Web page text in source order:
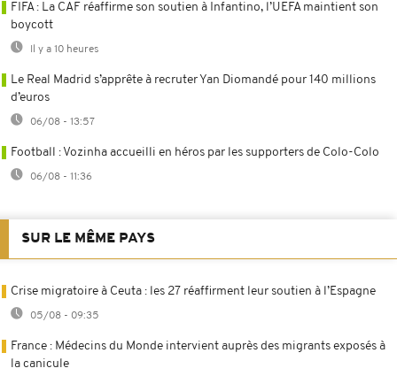
FIFA : La CAF réaffirme son soutien à Infantino, l’UEFA maintient son
boycott
Il y a 10 heures
Le Real Madrid s’apprête à recruter Yan Diomandé pour 140 millions
d’euros
06/08 - 13:57
Football : Vozinha accueilli en héros par les supporters de Colo-Colo
06/08 - 11:36
SUR LE MÊME PAYS
Crise migratoire à Ceuta : les 27 réaffirment leur soutien à l’Espagne
05/08 - 09:35
France : Médecins du Monde intervient auprès des migrants exposés à
la canicule